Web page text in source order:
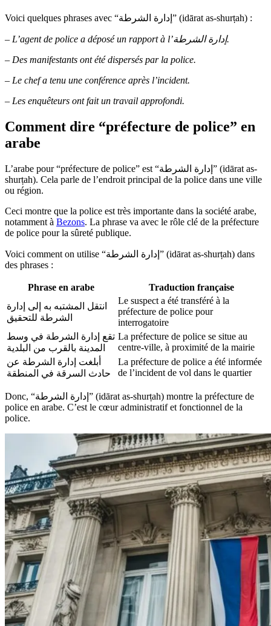
Voici quelques phrases avec “إدارة الشرطة” (idārat as-shurṭah) :
–
L’agent de police a déposé un rapport à l’إدارة الشرطة.
– Des manifestants ont été dispersés par la police.
– Le chef a tenu une conférence après l’incident.
– Les enquêteurs ont fait un travail approfondi.
Comment dire “préfecture de police” en
arabe
L’arabe pour “préfecture de police” est “إدارة الشرطة” (idārat as-
shurṭah). Cela parle de l’endroit principal de la police dans une ville
ou région.
Ceci montre que la police est très importante dans la société arabe,
notamment à Bezons. La phrase va avec le rôle clé de la préfecture
de police pour la sûreté publique.
Voici comment on utilise “إدارة الشرطة” (idārat as-shurṭah) dans
des phrases :
Phrase en arabe
Traduction française
انتقل المشتبه به إلى إدارة
الشرطة للتحقيق
Le suspect a été transféré à la
préfecture de police pour
interrogatoire
تقع إدارة الشرطة في وسط
المدينة بالقرب من البلدية
La préfecture de police se situe au
centre-ville, à proximité de la mairie
أبلغت إدارة الشرطة عن
حادث السرقة في المنطقة
La préfecture de police a été informée
de l’incident de vol dans le quartier
Donc, “إدارة الشرطة” (idārat as-shurṭah) montre la préfecture de
police en arabe. C’est le cœur administratif et fonctionnel de la
police.